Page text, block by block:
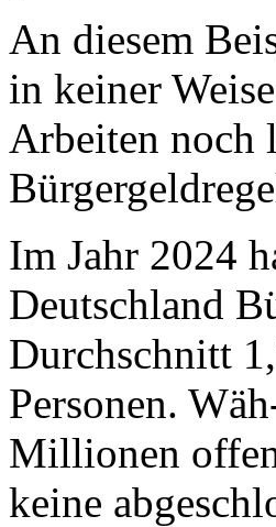
An diesem
in keiner
Arbeiten noch
Im Jahr 2024
Deutschland
Durchschnitt
Personen.
Millionen
keine